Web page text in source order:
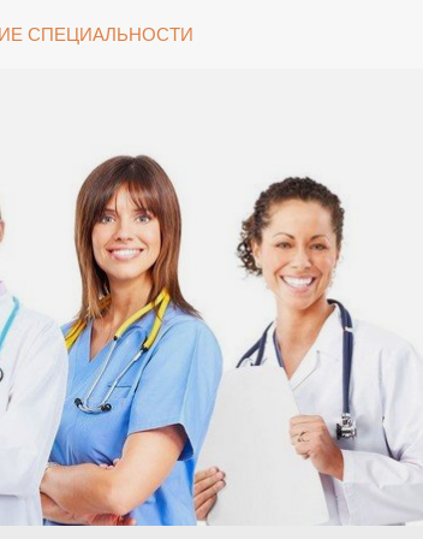
СПЕЦИАЛЬНОСТИ